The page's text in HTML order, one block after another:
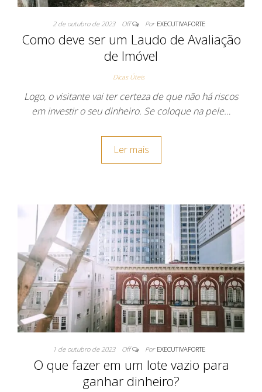
2 de outubro de 2023 Off Por EXECUTIVAFORTE
Como deve ser um Laudo de Avaliação
de Imóvel
Dicas Úteis
Logo, o visitante vai ter certeza de que não há riscos
em investir o seu dinheiro. Se coloque na pele…
Ler mais
1 de outubro de 2023 Off Por EXECUTIVAFORTE
O que fazer em um lote vazio para
ganhar dinheiro?